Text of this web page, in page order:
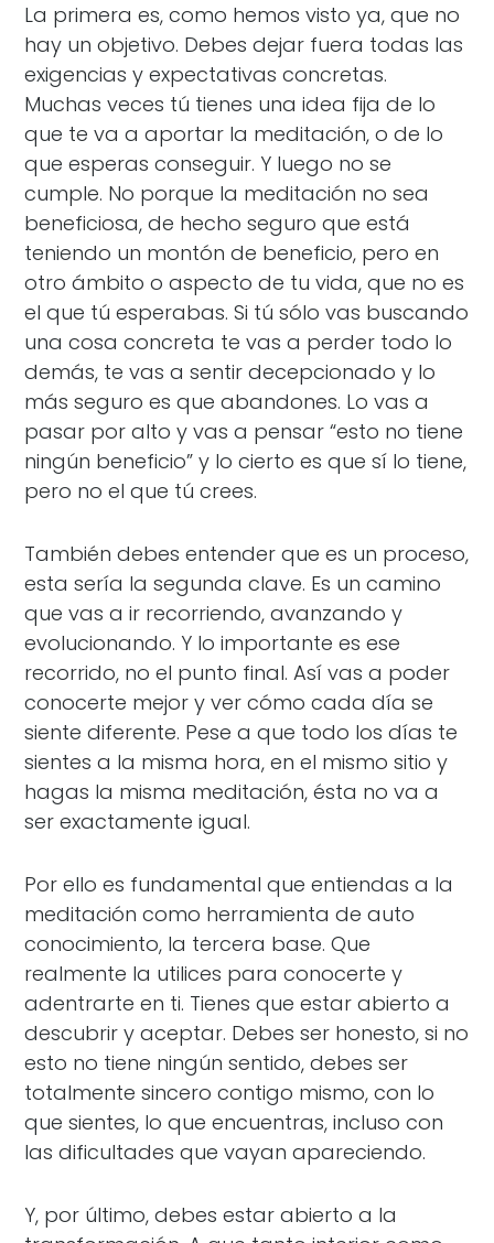
La primera es, como hemos visto ya, que no
hay un objetivo. Debes dejar fuera todas las
exigencias y expectativas concretas.
Muchas veces tú tienes una idea fija de lo
que te va a aportar la meditación, o de lo
que esperas conseguir. Y luego no se
cumple. No porque la meditación no sea
beneficiosa, de hecho seguro que está
teniendo un montón de beneficio, pero en
otro ámbito o aspecto de tu vida, que no es
el que tú esperabas. Si tú sólo vas buscando
una cosa concreta te vas a perder todo lo
demás, te vas a sentir decepcionado y lo
más seguro es que abandones. Lo vas a
pasar por alto y vas a pensar “esto no tiene
ningún beneficio” y lo cierto es que sí lo tiene,
pero no el que tú crees.
También debes entender que es un proceso,
esta sería la segunda clave. Es un camino
que vas a ir recorriendo, avanzando y
evolucionando. Y lo importante es ese
recorrido, no el punto final. Así vas a poder
conocerte mejor y ver cómo cada día se
siente diferente. Pese a que todo los días te
sientes a la misma hora, en el mismo sitio y
hagas la misma meditación, ésta no va a
ser exactamente igual.
Por ello es fundamental que entiendas a la
meditación como herramienta de auto
conocimiento, la tercera base. Que
realmente la utilices para conocerte y
adentrarte en ti. Tienes que estar abierto a
descubrir y aceptar. Debes ser honesto, si no
esto no tiene ningún sentido, debes ser
totalmente sincero contigo mismo, con lo
que sientes, lo que encuentras, incluso con
las dificultades que vayan apareciendo.
Y, por último, debes estar abierto a la